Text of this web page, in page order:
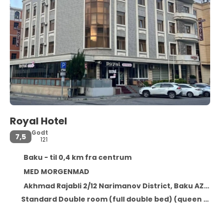
Royal Hotel
7,5
Godt
121
Baku - til 0,4 km fra centrum
MED MORGENMAD
Akhmad Rajabli 2/12 Narimanov District, Baku AZ 1051
Standard Double room (full double bed) (queen size bed)